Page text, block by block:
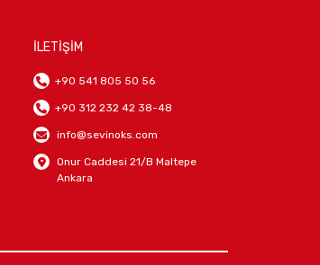
İLETİŞİM
+90 541 805 50 56
+90 312 232 42 38-48
info@sevinoks.com
Onur Caddesi 21/B Maltepe
Ankara